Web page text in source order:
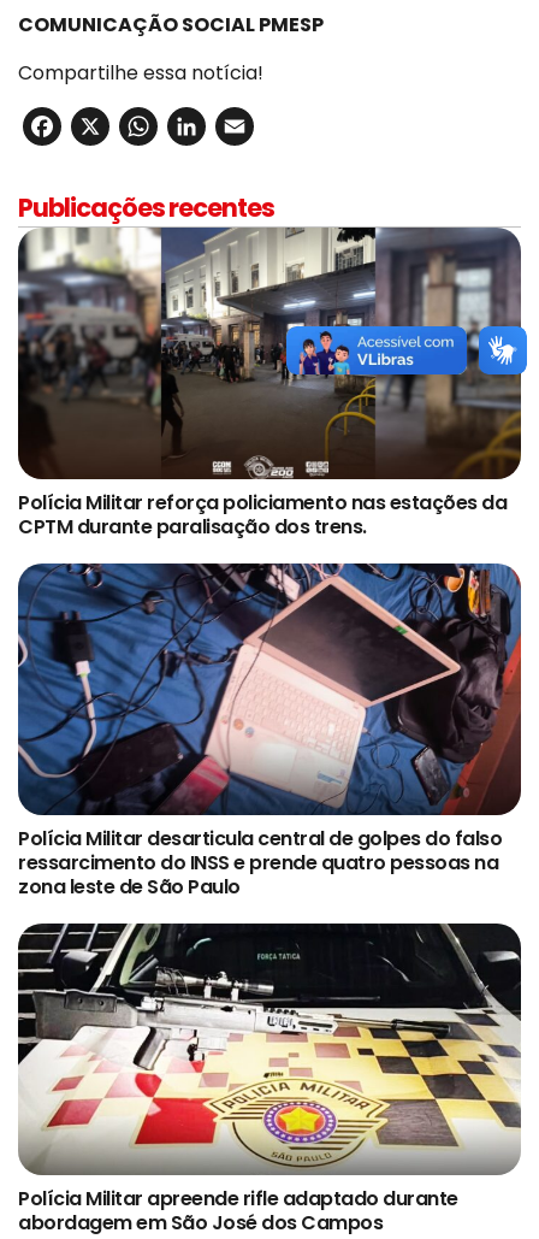
COMUNICAÇÃO SOCIAL PMESP
Compartilhe essa notícia!
Facebook
X WhatsApp
LinkedIn
Publicações recentes
Polícia Militar reforça policiamento nas estações da
CPTM durante paralisação dos trens.
Polícia Militar desarticula central de golpes do falso
ressarcimento do INSS e prende quatro pessoas na
zona leste de São Paulo
Polícia Militar apreende rifle adaptado durante
abordagem em São José dos Campos